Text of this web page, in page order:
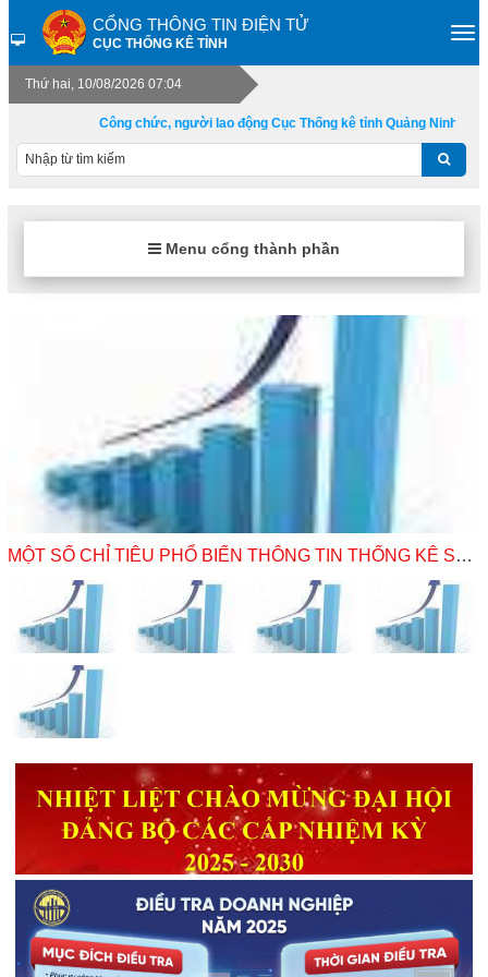
CỔNG THÔNG TIN ĐIỆN TỬ
CỤC THỐNG KÊ TỈNH
Thứ hai, 10/08/2026 07:04
Công chức, người lao động Cục Thống kê tỉnh Quảng Ninh
Menu cổng thành phần
MỘT SỐ CHỈ TIÊU PHỔ BIẾN THÔNG TIN THỐNG KÊ SƠ BỘ NĂM 2025
05/08/2026 3:43:00 CH